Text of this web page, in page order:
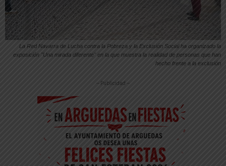
La Red Navarra de Lucha contra la Pobreza y la Exclusión Social ha organizado la
exposición "Una mirada diferente" en la que muestra la realidad de personas que han
hecho frente a la exclusión
-- Publicidad --